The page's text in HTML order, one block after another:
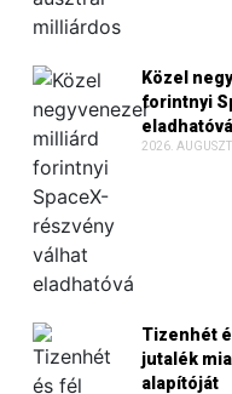
Közel
forintnyi
eladhatóvá
2026.
Tizenhét
jutalék
alapítóját